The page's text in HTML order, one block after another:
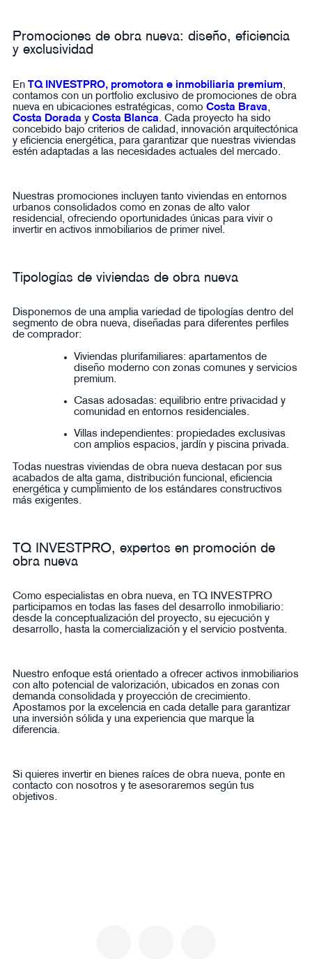
Promociones de obra nueva: diseño, eficiencia
y exclusividad
En TQ INVESTPRO, promotora e inmobiliaria premium,
contamos con un portfolio exclusivo de promociones de obra
nueva en ubicaciones estratégicas, como Costa Brava,
Costa Dorada y Costa Blanca. Cada proyecto ha sido
concebido bajo criterios de calidad, innovación arquitectónica
y eficiencia energética, para garantizar que nuestras viviendas
estén adaptadas a las necesidades actuales del mercado.
Nuestras promociones incluyen tanto viviendas en entornos
urbanos consolidados como en zonas de alto valor
residencial, ofreciendo oportunidades únicas para vivir o
invertir en activos inmobiliarios de primer nivel.
Tipologías de viviendas de obra nueva
Disponemos de una amplia variedad de tipologías dentro del
segmento de obra nueva, diseñadas para diferentes perfiles
de comprador:
Viviendas plurifamiliares: apartamentos de
diseño moderno con zonas comunes y servicios
premium.
Casas adosadas: equilibrio entre privacidad y
comunidad en entornos residenciales.
Villas independientes: propiedades exclusivas
con amplios espacios, jardín y piscina privada.
Todas nuestras viviendas de obra nueva destacan por sus
acabados de alta gama, distribución funcional, eficiencia
energética y cumplimiento de los estándares constructivos
más exigentes.
TQ INVESTPRO, expertos en promoción de
obra nueva
Como especialistas en obra nueva, en TQ INVESTPRO
participamos en todas las fases del desarrollo inmobiliario:
desde la conceptualización del proyecto, su ejecución y
desarrollo, hasta la comercialización y el servicio postventa.
Nuestro enfoque está orientado a ofrecer activos inmobiliarios
con alto potencial de valorización, ubicados en zonas con
demanda consolidada y proyección de crecimiento.
Apostamos por la excelencia en cada detalle para garantizar
una inversión sólida y una experiencia que marque la
diferencia.
Si quieres invertir en bienes raíces de obra nueva, ponte en
contacto con nosotros y te asesoraremos según tus
objetivos.